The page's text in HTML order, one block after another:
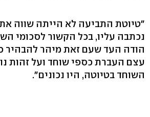
"טיוטת התביעה לא הייתה שווה
נכתבה עליו, בכל הקשור לסכומי
הודה העד שעם זאת מיהר להבהיר
עצם העברת כספי שוחד ועל זהות
השוחד בטיוטה, היו נכונים".